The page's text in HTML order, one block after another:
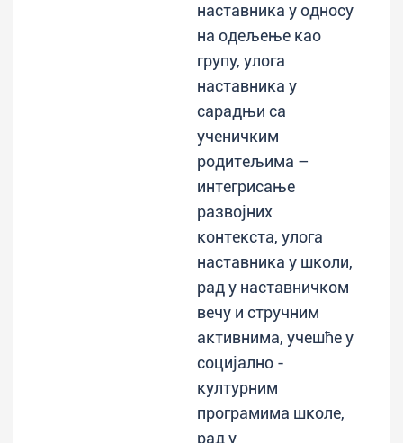
наставника у односу
на одељење као
групу, улога
наставника у
сарадњи са
ученичким
родитељима –
интегрисање
развојних
контекста, улога
наставника у школи,
рад у наставничком
вечу и стручним
активнима, учешће у
социјално -
културним
програмима школе,
рад у